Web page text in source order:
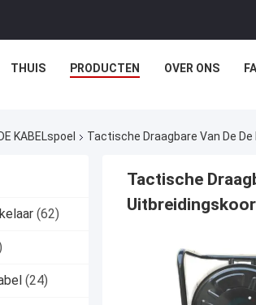
THUIS PRODUCTEN OVER ONS
KABELspoel Tactische Draagbare Van De
(62)
(24)
Tactische